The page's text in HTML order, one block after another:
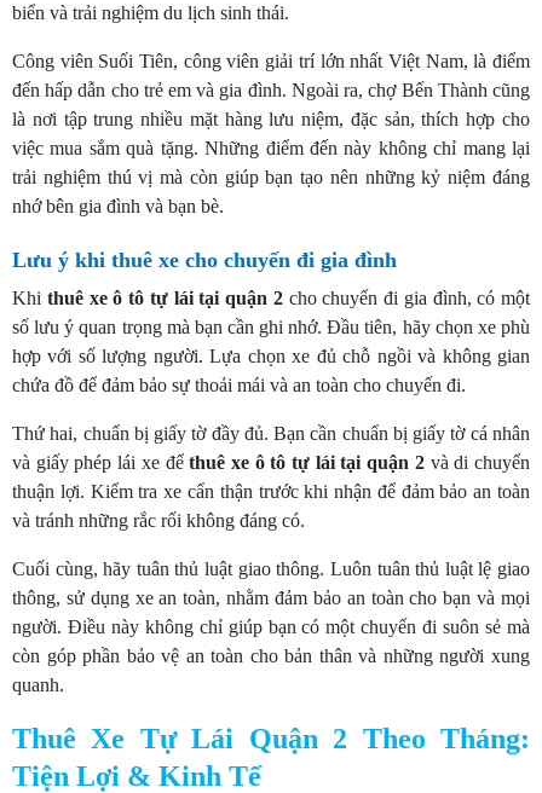
biển và trải nghiệm du lịch sinh thái.
Công viên Suối Tiên, công viên giải trí lớn nhất Việt Nam, là điểm
đến hấp dẫn cho trẻ em và gia đình. Ngoài ra, chợ Bến Thành cũng
là nơi tập trung nhiều mặt hàng lưu niệm, đặc sản, thích hợp cho
việc mua sắm quà tặng. Những điểm đến này không chỉ mang lại
trải nghiệm thú vị mà còn giúp bạn tạo nên những kỷ niệm đáng
nhớ bên gia đình và bạn bè.
Lưu ý khi thuê xe cho chuyến đi gia đình
Khi thuê xe ô tô tự lái tại quận 2cho chuyến đi gia đình, có một
số lưu ý quan trọng mà bạn cần ghi nhớ. Đầu tiên, hãy chọn xe phù
hợp với số lượng người. Lựa chọn xe đủ chỗ ngồi và không gian
chứa đồ để đảm bảo sự thoải mái và an toàn cho chuyến đi.
Thứ hai, chuẩn bị giấy tờ đầy đủ. Bạn cần chuẩn bị giấy tờ cá nhân
và giấy phép lái xe đểthuê xe ô tô tự lái tại quận 2và di chuyển
thuận lợi. Kiểm tra xe cẩn thận trước khi nhận để đảm bảo an toàn
và tránh những rắc rối không đáng có.
Cuối cùng, hãy tuân thủ luật giao thông. Luôn tuân thủ luật lệ giao
thông, sử dụng xe an toàn, nhằm đảm bảo an toàn cho bạn và mọi
người. Điều này không chỉ giúp bạn có một chuyến đi suôn sẻ mà
còn góp phần bảo vệ an toàn cho bản thân và những người xung
quanh.
Thuê Xe Tự Lái Quận 2 Theo Tháng:
Tiện Lợi & Kinh Tế